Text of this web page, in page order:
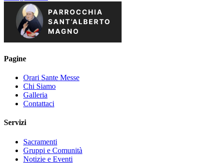
Pagine
Orari Sante Messe
Chi Siamo
Galleria
Contattaci
Servizi
Sacramenti
Gruppi e Comunità
Notizie e Eventi